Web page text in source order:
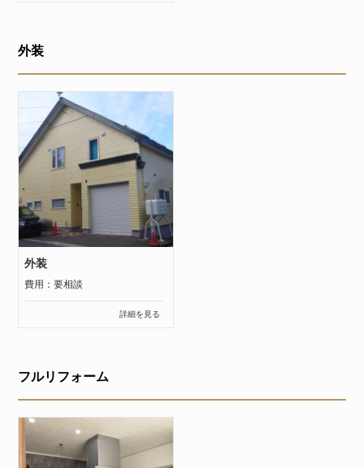
外装
外装
費用：要相談
詳細を見る
フルリフォーム